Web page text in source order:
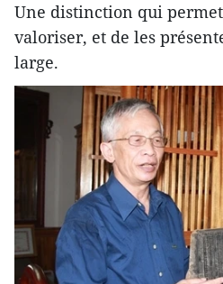
Une distinction qui
valoriser, et de les
large.